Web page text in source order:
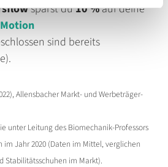
sparst du10 %auf deine
sind bereits
Allensbacher Markt- und Werbeträger-
unter Leitung des Biomechanik-Professors
im Jahr 2020 (Daten im Mittel, verglichen
Stabilitätsschuhen im Markt).